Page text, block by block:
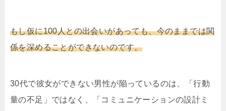
もし仮に100人との出会いがあっても、今のままでは関
係を深めることができないのです。
30代で彼女ができない男性が陥っているのは、「行動
量の不足」ではなく、「コミュニケーションの設計ミ